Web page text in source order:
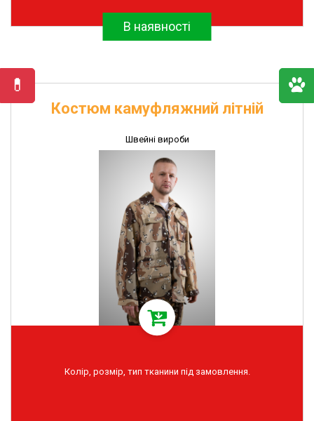
В наявності
Костюм камуфляжний літній
Швейні вироби
Колір, розмір, тип тканини під замовлення.